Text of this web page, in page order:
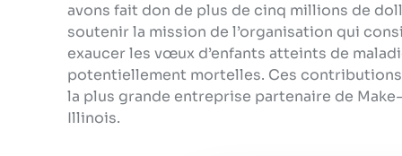
Consentement
Ce site web utilise des
Nous utilisons des témoins
analyser notre trafic. Nous
d'analyse, qui peuvent les
avons fait don de plus de cinq millions de
soutenir la mission de l’organisation qui
exaucer les vœux d’enfants atteints de
potentiellement mortelles. Ces
la plus grande entreprise partenaire de
Illinois.